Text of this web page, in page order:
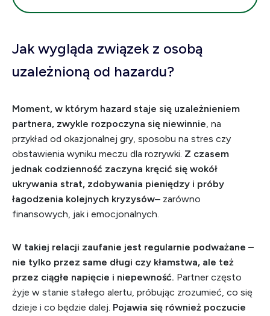
Jak wygląda związek z osobą
uzależnioną od hazardu?
Moment, w którym hazard staje się uzależnieniem
partnera, zwykle rozpoczyna się niewinnie, na
przykład od okazjonalnej gry, sposobu na stres czy
obstawienia wyniku meczu dla rozrywki. Z czasem
jednak codzienność zaczyna kręcić się wokół
ukrywania strat, zdobywania pieniędzy i próby
łagodzenia kolejnych kryzysów– zarówno
finansowych, jak i emocjonalnych.
W takiej relacji zaufanie jest regularnie podważane –
nie tylko przez same długi czy kłamstwa, ale też
przez ciągłe napięcie i niepewność. Partner często
żyje w stanie stałego alertu, próbując zrozumieć, co się
dzieje i co będzie dalej. Pojawia się również poczucie